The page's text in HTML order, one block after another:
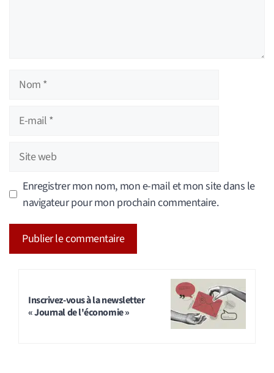
Nom
Site
web
Enregistrer mon nom, mon e-mail et mon site dans le
navigateur pour mon prochain commentaire.
Inscrivez-vous à la newsletter
« Journal de l'économie »